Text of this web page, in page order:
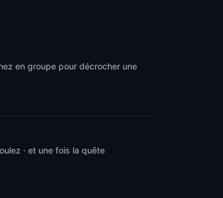
en groupe pour décrocher une
· et une fois la quête